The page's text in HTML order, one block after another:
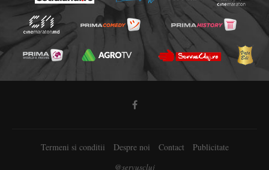
Termeni si conditii Despre noi Contact Publicitate
@servuscluj